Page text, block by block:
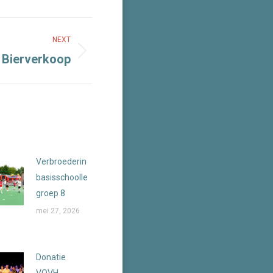
NEXT
Bierverkoop
Verbroederingsdag
basisschoolleerlingen
groep 8
mei 27, 2026
Donatie